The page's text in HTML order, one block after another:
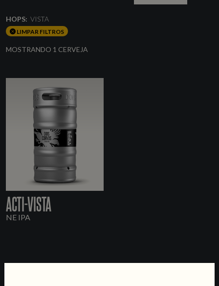
HOPS: VISTA
LIMPAR FILTROS
MOSTRANDO 1 CERVEJA
ACTI-VISTA
NE IPA